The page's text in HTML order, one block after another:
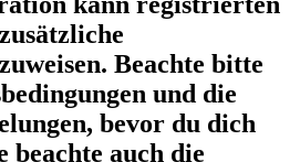
Beachte bitte
und die
bevor du dich
auch die